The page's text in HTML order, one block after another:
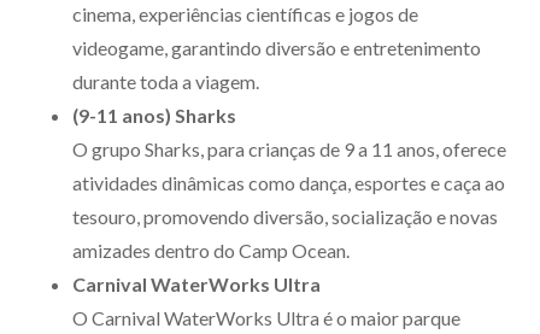
cinema, experiências científicas e jogos de
videogame, garantindo diversão e entretenimento
durante toda a viagem.
(9-11 anos) Sharks
O grupo Sharks, para crianças de 9 a 11 anos, oferece
atividades dinâmicas como dança, esportes e caça ao
tesouro, promovendo diversão, socialização e novas
amizades dentro do Camp Ocean.
Carnival WaterWorks Ultra
O Carnival WaterWorks Ultra é o maior parque